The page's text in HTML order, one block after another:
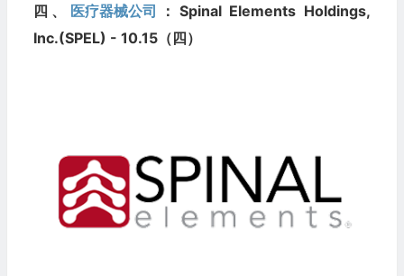
四、 医疗器械公司
：Spinal Elements Holdings,
Inc.(SPEL) - 10.15（四）